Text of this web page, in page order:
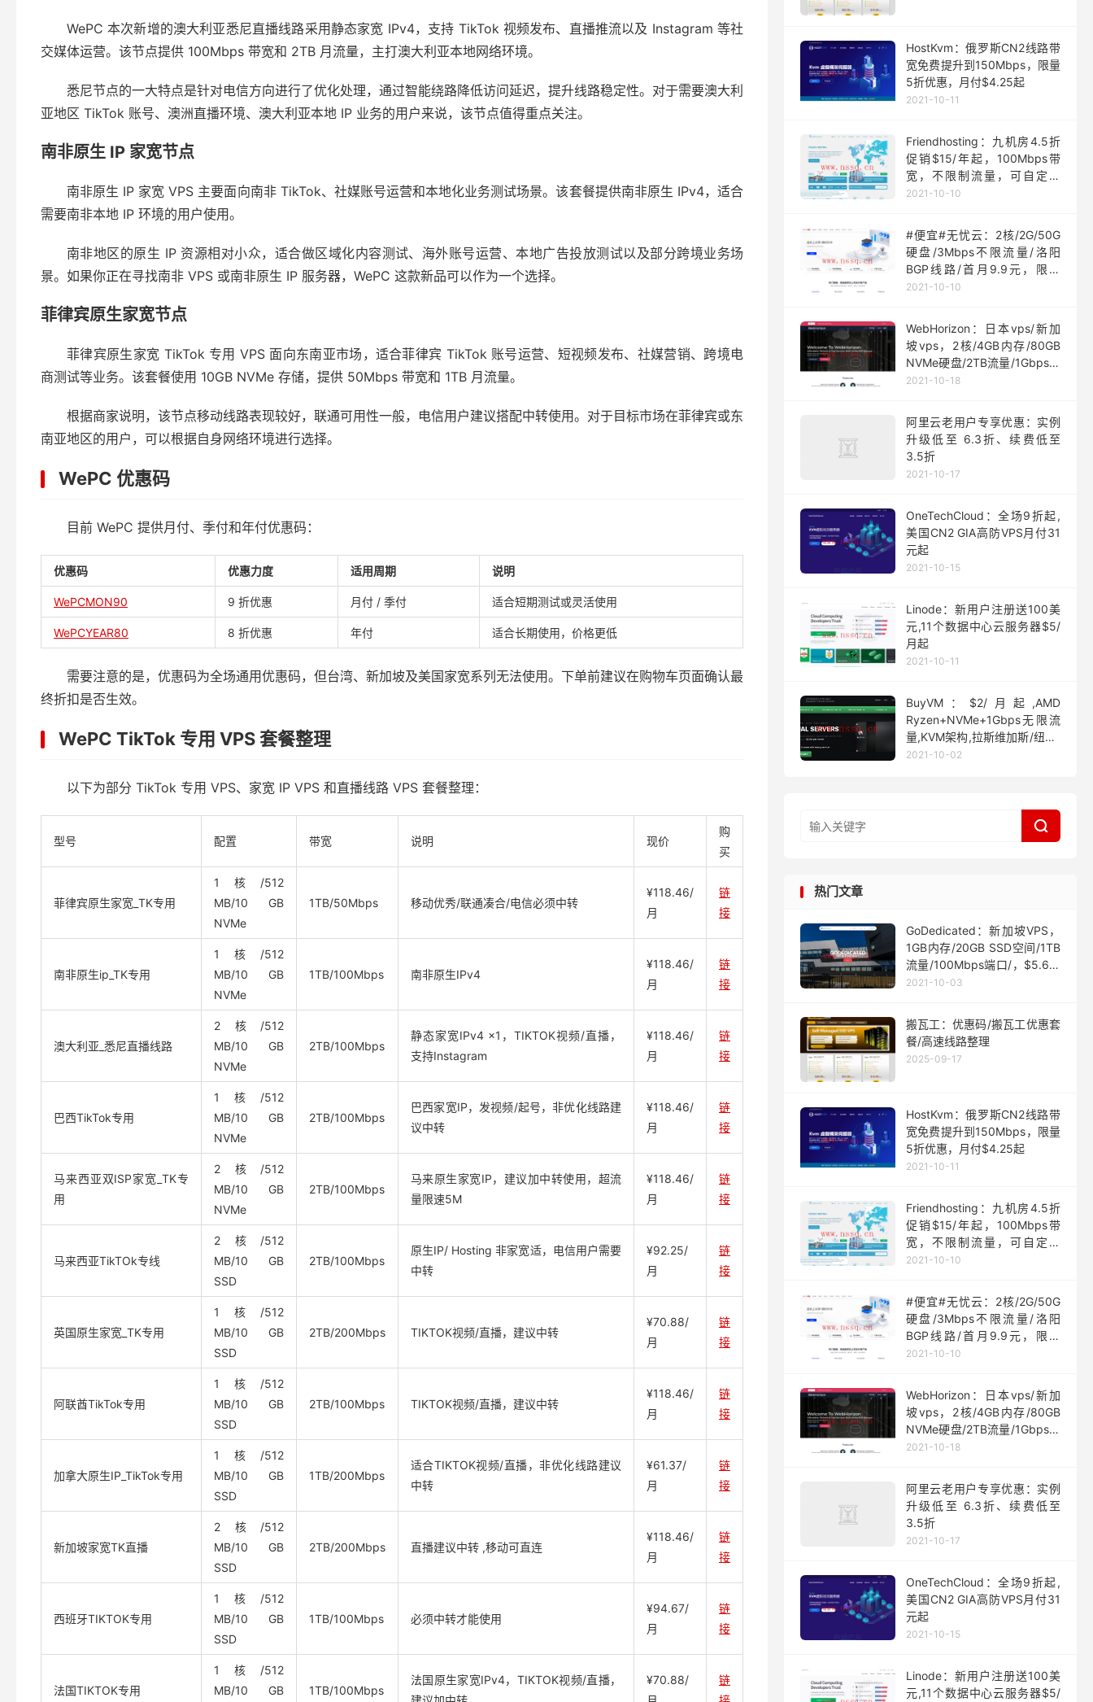
WePC 本次新增的澳大利亚悉尼直播线路采用静态家宽 IPv4，支持 TikTok 视频发布、直播推流以及 Instagram 等社
交媒体运营。该节点提供 100Mbps 带宽和 2TB 月流量，主打澳大利亚本地网络环境。
悉尼节点的一大特点是针对电信方向进行了优化处理，通过智能绕路降低访问延迟，提升线路稳定性。对于需要澳大利
亚地区 TikTok 账号、澳洲直播环境、澳大利亚本地 IP 业务的用户来说，该节点值得重点关注。
南非原生 IP 家宽节点
南非原生 IP 家宽 VPS 主要面向南非 TikTok、社媒账号运营和本地化业务测试场景。该套餐提供南非原生 IPv4，适合
需要南非本地 IP 环境的用户使用。
南非地区的原生 IP 资源相对小众，适合做区域化内容测试、海外账号运营、本地广告投放测试以及部分跨境业务场
景。如果你正在寻找南非 VPS 或南非原生 IP 服务器，WePC 这款新品可以作为一个选择。
菲律宾原生家宽节点
菲律宾原生家宽 TikTok 专用 VPS 面向东南亚市场，适合菲律宾 TikTok 账号运营、短视频发布、社媒营销、跨境电
商测试等业务。该套餐使用 10GB NVMe 存储，提供 50Mbps 带宽和 1TB 月流量。
根据商家说明，该节点移动线路表现较好，联通可用性一般，电信用户建议搭配中转使用。对于目标市场在菲律宾或东
南亚地区的用户，可以根据自身网络环境进行选择。
WePC 优惠码
目前 WePC 提供月付、季付和年付优惠码：
优惠码 优惠力度 适用周期 说明
WePCMON90 9 折优惠 月付 / 季付 适合短期测试或灵活使用
WePCYEAR80 8 折优惠 年付 适合长期使用，价格更低
需要注意的是，优惠码为全场通用优惠码，但台湾、新加坡及美国家宽系列无法使用。下单前建议在购物车页面确认最
终折扣是否生效。
WePC TikTok 专用 VPS 套餐整理
以下为部分 TikTok 专用 VPS、家宽 IP VPS 和直播线路 VPS 套餐整理：
型号 配置 带宽 说明 现价
购
买
菲律宾原生家宽_TK专用
1核/512
MB/10 GB
NVMe
1TB/50Mbps 移动优秀/联通凑合/电信必须中转
¥118.46/
月
链
接
南非原生ip_TK专用
1核/512
MB/10 GB
NVMe
1TB/100Mbps 南非原生IPv4
¥118.46/
月
链
接
澳大利亚_悉尼直播线路
2核/512
MB/10 GB
NVMe
2TB/100Mbps
静态家宽IPv4 x1，TIKTOK视频/直播，
支持Instagram
¥118.46/
月
链
接
巴西TikTok专用
1核/512
MB/10 GB
NVMe
2TB/100Mbps
巴西家宽IP，发视频/起号，非优化线路建
议中转
¥118.46/
月
链
接
马来西亚双ISP家宽_TK专
用
2核/512
MB/10 GB
NVMe
2TB/100Mbps
马来原生家宽IP，建议加中转使用，超流
量限速5M
¥118.46/
月
链
接
马来西亚TikTOk专线
2核/512
MB/10 GB
SSD
2TB/100Mbps
原生IP/ Hosting 非家宽适，电信用户需要
中转
¥92.25/
月
链
接
英国原生家宽_TK专用
1核/512
MB/10 GB
SSD
2TB/200Mbps TIKTOK视频/直播，建议中转
¥70.88/
月
链
接
阿联酋TikTok专用
1核/512
MB/10 GB
SSD
2TB/100Mbps TIKTOK视频/直播，建议中转
¥118.46/
月
链
接
加拿大原生IP_TikTok专用
1核/512
MB/10 GB
SSD
1TB/200Mbps
适合TIKTOK视频/直播，非优化线路建议
中转
¥61.37/
月
链
接
新加坡家宽TK直播
2核/512
MB/10 GB
SSD
2TB/200Mbps 直播建议中转 ,移动可直连
¥118.46/
月
链
接
西班牙TIKTOK专用
1核/512
MB/10 GB
SSD
1TB/100Mbps 必须中转才能使用
¥94.67/
月
链
接
法国TIKTOK专用
1核/512
MB/10 GB
1TB/100Mbps
法国原生家宽IPv4，TIKTOK视频/直播，
¥70.88/
链
HostKvm：俄罗斯CN2线路带
宽免费提升到150Mbps，限量
5折优惠，月付$4.25起
2021-10-11
Friendhosting：九机房4.5折
促销$15/年起，100Mbps带
宽，不限制流量，可自定义
ISO
2021-10-10
#便宜#无忧云：2核/2G/50G
硬盘/3Mbps不限流量/洛阳
BGP线路/首月9.9元，限量
200台
2021-10-10
WebHorizon：日本vps/新加
坡vps，2核/4GB内存/80GB
NVMe硬盘/2TB流量/1Gbps端
口，$5/月起
2021-10-18
阿里云老用户专享优惠：实例
升级低至 6.3折、续费低至
3.5折
2021-10-17
OneTechCloud：全场9折起,
美国CN2 GIA高防VPS月付31
元起
2021-10-15
Linode：新用户注册送100美
元,11个数据中心云服务器$5/
月起
2021-10-11
BuyVM：$2/月起,AMD
Ryzen+NVMe+1Gbps无限流
量,KVM架构,拉斯维加斯/纽约/
迈阿密
2021-10-02

热门文章
GoDedicated：新加坡VPS，
1GB内存/20GB SSD空间/1TB
流量/100Mbps端口/，$5.63/
月起
2021-10-03
搬瓦工：优惠码/搬瓦工优惠套
餐/高速线路整理
2025-09-17
HostKvm：俄罗斯CN2线路带
宽免费提升到150Mbps，限量
5折优惠，月付$4.25起
2021-10-11
Friendhosting：九机房4.5折
促销$15/年起，100Mbps带
宽，不限制流量，可自定义
ISO
2021-10-10
#便宜#无忧云：2核/2G/50G
硬盘/3Mbps不限流量/洛阳
BGP线路/首月9.9元，限量
200台
2021-10-10
WebHorizon：日本vps/新加
坡vps，2核/4GB内存/80GB
NVMe硬盘/2TB流量/1Gbps端
口，$5/月起
2021-10-18
阿里云老用户专享优惠：实例
升级低至 6.3折、续费低至
3.5折
2021-10-17
OneTechCloud：全场9折起,
美国CN2 GIA高防VPS月付31
元起
2021-10-15
Linode：新用户注册送100美
元,11个数据中心云服务器$5/